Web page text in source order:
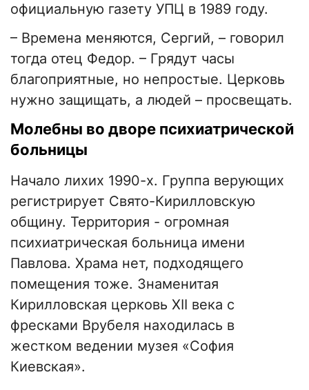
официальную газету УПЦ в 1989 году.
– Времена меняются, Сергий, – говорил
тогда отец Федор. – Грядут часы
благоприятные, но непростые. Церковь
нужно защищать, а людей – просвещать.
Молебны во дворе психиатрической
больницы
Начало лихих 1990-х. Группа верующих
регистрирует Свято-Кирилловскую
общину. Территория - огромная
психиатрическая больница имени
Павлова. Храма нет, подходящего
помещения тоже. Знаменитая
Кирилловская церковь XII века с
фресками Врубеля находилась в
жестком ведении музея «София
Киевская».